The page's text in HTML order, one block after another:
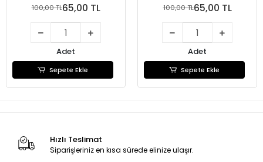
100,00 TL65,00 TL
Adet
Sepete Ekle
100,00 TL65,00 TL
Adet
Sepete Ekle
Hızlı Teslimat
Siparişleriniz en kısa sürede elinize ulaşır.